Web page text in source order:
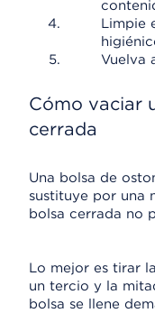
Limpie
Vuelva
Cómo vaciar
cerrada
Una bolsa de
sustituye por una
bolsa cerrada no
Lo mejor es tirar
un tercio y la
bolsa se llene